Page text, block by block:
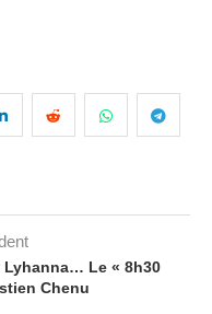
Le « 8h30
Chenu